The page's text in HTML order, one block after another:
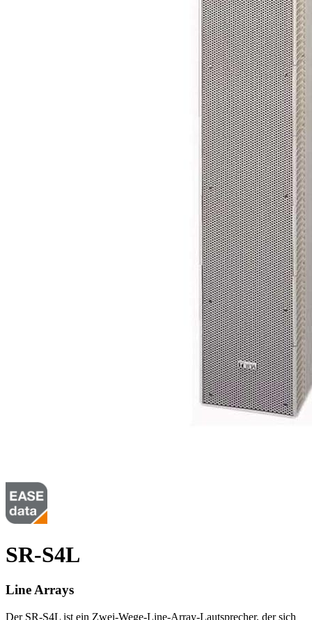
SR-S4L
Line Arrays
Der SR-S4L ist ein Zwei-Wege-Line-Array-Lautsprecher, der sich